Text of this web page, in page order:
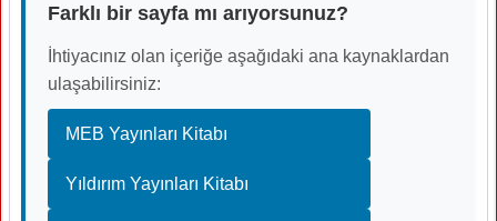
Farklı bir sayfa mı arıyorsunuz?
İhtiyacınız olan içeriğe aşağıdaki ana kaynaklardan
ulaşabilirsiniz:
MEB Yayınları Kitabı
Yıldırım Yayınları Kitabı